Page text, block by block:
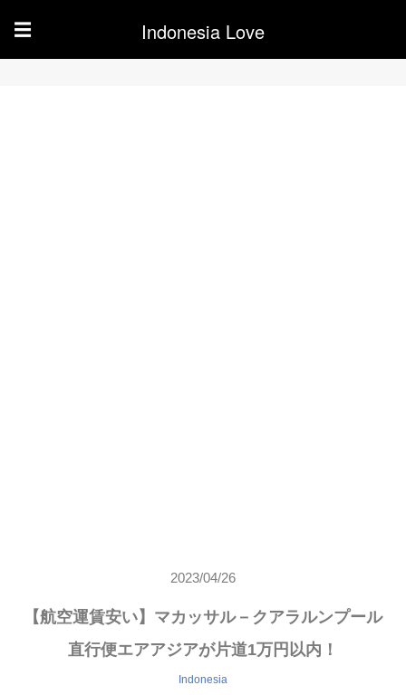
☰ Indonesia Love
2023/04/26
【航空運賃安い】マカッサル－クアラルンプール
直行便エアアジアが片道1万円以内！
Indonesia